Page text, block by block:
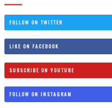
FOLLOW ON TWITTER
LIKE ON FACEBOOK
SUBSCRIBE ON YOUTUBE
FOLLOW ON INSTAGRAM